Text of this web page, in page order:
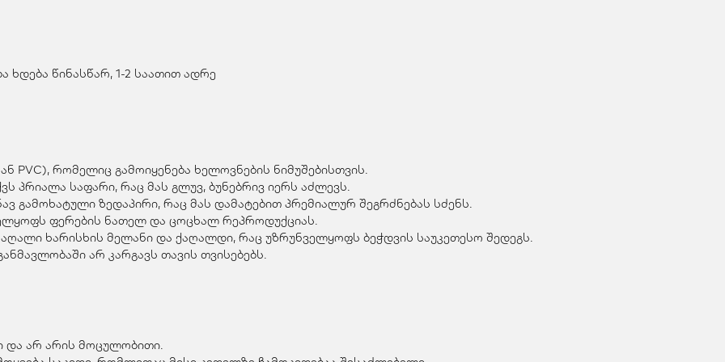
წინასწარ, 1-2 საათით ადრე
PVC), რომელიც გამოიყენება ხელოვნების ნიმუშებისთვის.
პრიალა საფარი, რაც მას გლუვ, ბუნებრივ იერს აძლევს.
გამოხატული ზედაპირი, რაც მას დამატებით პრემიალურ შეგრძნებას სძენს.
ფერების ნათელ და ცოცხალ რეპროდუქციას.
ხარისხის მელანი და ქაღალდი, რაც უზრუნველყოფს ბეჭდვის საუკეთესო შედეგს.
არ კარგავს თავის თვისებებს.
და არ არის მოცულობითი.